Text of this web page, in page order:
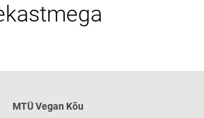
MTÜVegan Kõu